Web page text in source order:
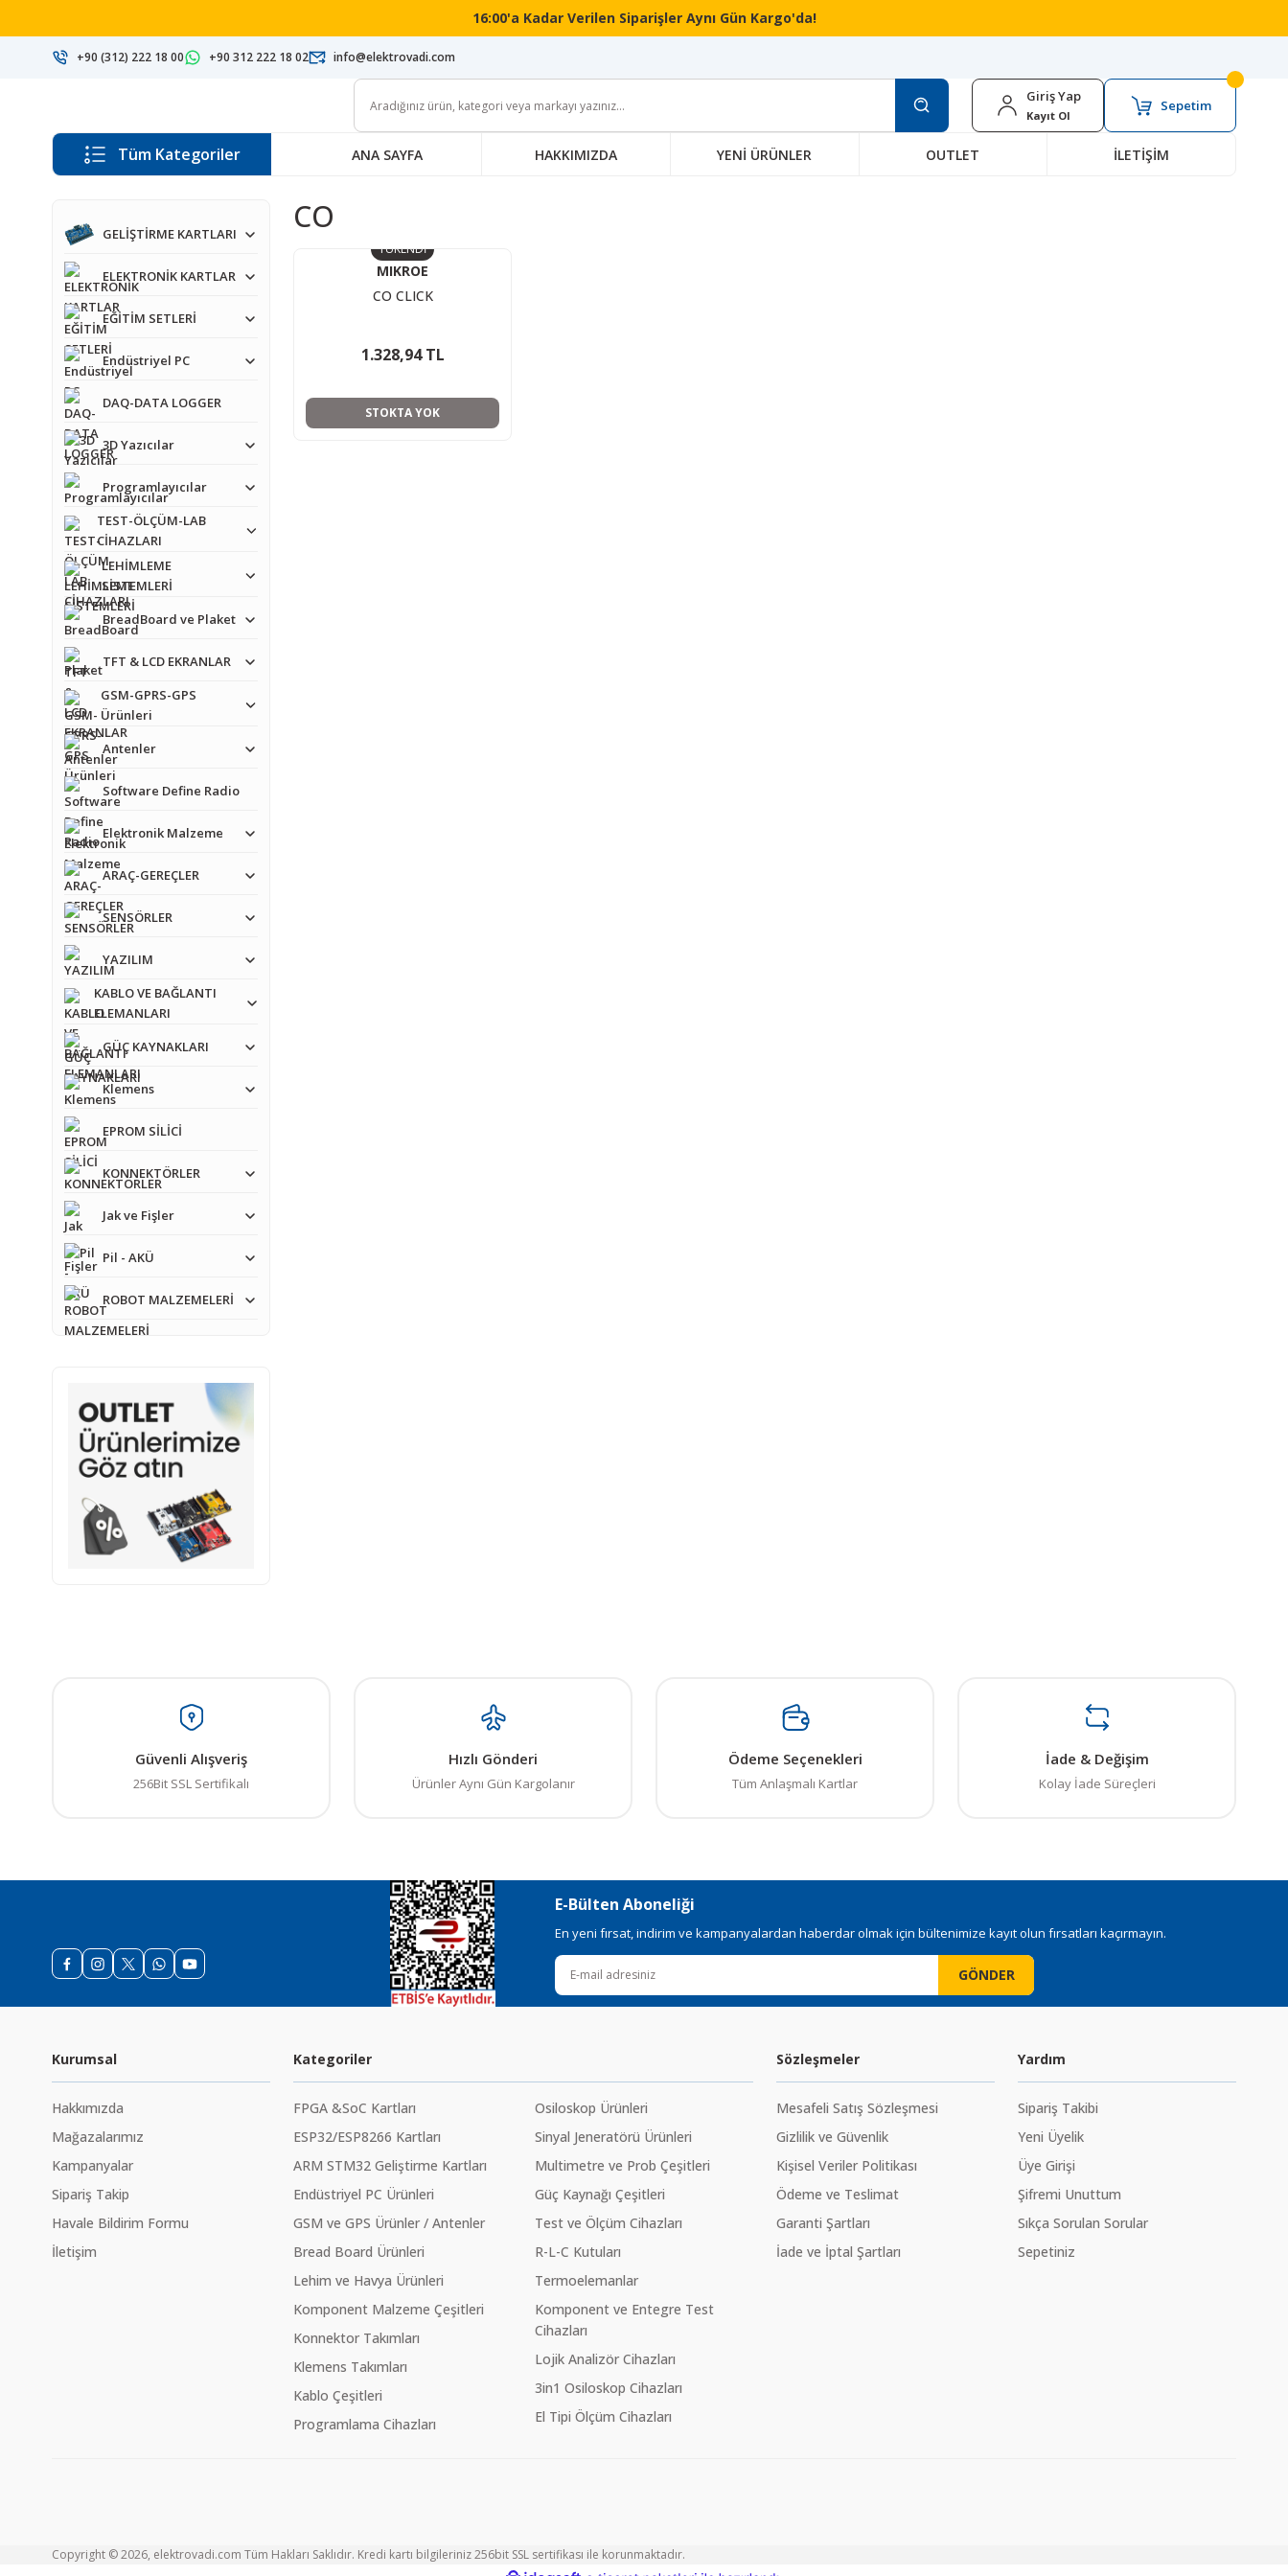
16:00'a Kadar Verilen Siparişler Aynı Gün Kargo'da!
+90 (312) 222 18 00 +90 312 222 18 02 info@elektrovadi.com
Giriş Yap
Kayıt Ol
Sepetim
Tüm Kategoriler ANA SAYFA HAKKIMIZDA YENİ ÜRÜNLER OUTLET İLETİŞİM
GELİŞTİRME KARTLARI
ELEKTRONİK KARTLAR
EĞİTİM SETLERİ
Endüstriyel PC
DAQ-DATA LOGGER
3D Yazıcılar
Programlayıcılar
TEST-ÖLÇÜM-LAB
CİHAZLARI
LEHİMLEME
SİSTEMLERİ
BreadBoard ve Plaket
TFT & LCD EKRANLAR
GSM-GPRS-GPS
Ürünleri
Antenler
Software Define Radio
Elektronik Malzeme
ARAÇ-GEREÇLER
SENSÖRLER
YAZILIM
KABLO VE BAĞLANTI
ELEMANLARI
GÜÇ KAYNAKLARI
Klemens
EPROM SİLİCİ
KONNEKTÖRLER
Jak ve Fişler
Pil - AKÜ
ROBOT MALZEMELERİ
CO
TÜKENDİ
MIKROE
CO CLICK
1.328,94 TL
STOKTA YOK
Güvenli Alışveriş
256Bit SSL Sertifikalı
Hızlı Gönderi
Ürünler Aynı Gün Kargolanır
Ödeme Seçenekleri
Tüm Anlaşmalı Kartlar
İade & Değişim
Kolay İade Süreçleri
E-Bülten Aboneliği
En yeni fırsat, indirim ve kampanyalardan haberdar olmak için bültenimize kayıt olun fırsatları kaçırmayın.
GÖNDER
Kurumsal
Hakkımızda
Mağazalarımız
Kampanyalar
Sipariş Takip
Havale Bildirim Formu
İletişim
Kategoriler
FPGA &SoC Kartları
ESP32/ESP8266 Kartları
ARM STM32 Geliştirme Kartları
Endüstriyel PC Ürünleri
GSM ve GPS Ürünler / Antenler
Bread Board Ürünleri
Lehim ve Havya Ürünleri
Komponent Malzeme Çeşitleri
Konnektor Takımları
Klemens Takımları
Kablo Çeşitleri
Programlama Cihazları
Osiloskop Ürünleri
Sinyal Jeneratörü Ürünleri
Multimetre ve Prob Çeşitleri
Güç Kaynağı Çeşitleri
Test ve Ölçüm Cihazları
R-L-C Kutuları
Termoelemanlar
Komponent ve Entegre Test
Cihazları
Lojik Analizör Cihazları
3in1 Osiloskop Cihazları
El Tipi Ölçüm Cihazları
Sözleşmeler
Mesafeli Satış Sözleşmesi
Gizlilik ve Güvenlik
Kişisel Veriler Politikası
Ödeme ve Teslimat
Garanti Şartları
İade ve İptal Şartları
Yardım
Sipariş Takibi
Yeni Üyelik
Üye Girişi
Şifremi Unuttum
Sıkça Sorulan Sorular
Sepetiniz
Copyright © 2026, elektrovadi.com Tüm Hakları Saklıdır. Kredi kartı bilgileriniz 256bit SSL sertifikası ile korunmaktadır.